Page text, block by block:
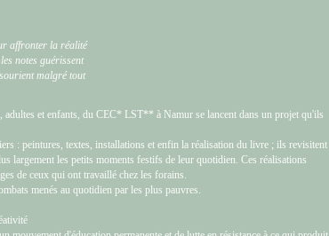
affronter la réalité
notes guérissent
malgré tout
adultes et enfants, du CEC* LST** à Namur se lancent dans un projet qu'ils
: peintures, textes, installations et enfin la réalisation du livre ; ils revisitent
largement les petits moments festifs de leur quotidien. Ces réalisations
de ceux qui ont travaillé chez les forains.
menés au quotidien par les plus pauvres.